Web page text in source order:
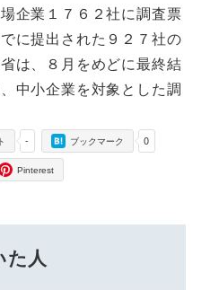
企業１７６２社に調査票
に提出された９２７社の
は、８月をめどに最終結
中小企業を対象とした調
- 0
ブックマーク
Pinterest
た人